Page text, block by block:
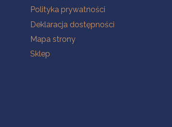
Polityka prywatności
Deklaracja dostępności
Mapa strony
Sklep